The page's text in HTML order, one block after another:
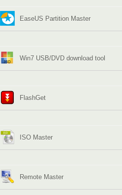
EaseUS Partition Master
Win7 USB/DVD download tool
FlashGet
ISO Master
Remote Master